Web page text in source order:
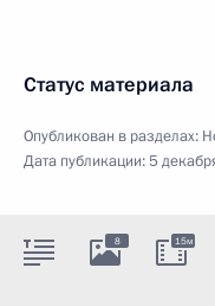
Статус материала
Опубликован в разделах:
Дата публикации:5
8 15м